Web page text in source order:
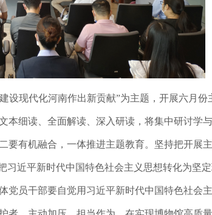
设现代化河南作出新贡献”为主题，开展六月份
细读、全面解读、深入研读，将集中研讨学
有机融合，一体推进主题教育。坚持把开展
近平新时代中国特色社会主义思想转化为坚
员干部要自觉用习近平新时代中国特色社会